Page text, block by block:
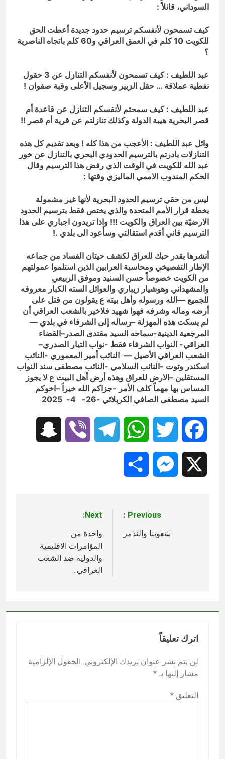
السوداني، قائلاً :
كيف تسمحون لأنفسكم ترسيم حدود جديدة أعطت الحق
للكويت 10 كلم في العمق العراقي و60 كلم باتجاه الناصرية
؟
عبد اللطيف : كيف تسمحون لأنفسكم التنازل عن 3 حقول
نفطية عملاقة … حقل الزبير وسجيل الأعلى وقبة صفوان !
عبد اللطيف : كيف سمحتم لأنفسكم التنازل عن قاعدة أم
قصر البحرية هيبة الدولة وكذلك تنازلتم عن قرية أم قصر !!
وائل عبد اللطيف : الأعجب من هذا كله ! وبعد تقديم كل هذه
التنازلات بادرتم بالترسيم الحدودي البحري بالتنازل عن خور
عبد الله للكويت في الوقت الذي رفض هذا الترسيم وقال
الحكم المندوب الاممي الماليزي وقتها :
ليس من حقي ترسيم الحدود البحرية لأنها غير مشمولة
بخطة قرار الأمم المتحدة والذي يختص فقط بترسيم الحدود
الارضيّة بين العراق والكويت !!! واذا تريدون اجباري على هذا
الترسيم فاني أقدم استقالتي وسأعود الى بلدي .!
أنشرها بقدر حبك للعراق لكشف حيتان الفساد من جماعه
الإطار التفصيخي ومحاسبة العرابين الذين استلموا عمولتهم
من الكويت خصوصاً حسن السنيد وموفق الربيعي
والمشهداني وهوشيار زيباري والعوائل السته الكبار معروفه
للجميع —الله ورسوله وأهل بيته ع يقولون من قتل على
أرضه وماله وشرفه فهوا شهيد فلاخير بالشعب العراقي أن
لم يسكت هذه المهزلة –رساله إلى الشرفاء في بلدي —
المرجعية الدينية-سماحه السيد مقتدى الصدر–القضاء
العراقي- النواب الشرفاء فقط -نواب التيار الصدري–
الشعب العراقي الأصيل — النائب أمير المعموري -النائب
اسكندر وتوت -النائب السلامي -النائب مصطفى سند النواب
المستقلين –الارض للعراق وهذه أرض أهل البيت ع لا يجوز
المساس بها مهماً كلف الأمر -جزاكم الله خيراً –اخوكم
السيد مصطفى الصافي الكربلائي -26- 4- 2025
Facebook
Twitter
WhatsApp
Telegram
Viber
Messenger
المقالات
Previous:
شعوبنا والتذمر
Next:
واحدة من
المؤامرات الاقليمية
والدولية ضد الشعب
العراقي..
اترك تعليقاً
لن يتم نشر عنوان بريدك الإلكتروني. الحقول الإلزامية
مشار إليها بـ *
التعليق *